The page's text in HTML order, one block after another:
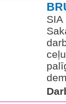
SIA